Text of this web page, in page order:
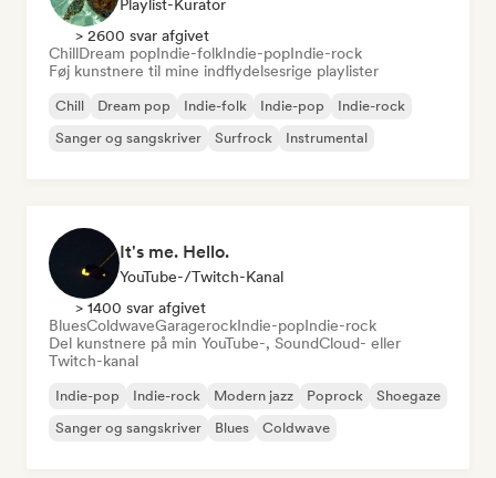
Playlist-Kurator
> 2600 svar afgivet
ChillDream popIndie-folkIndie-popIndie-rock
Føj kunstnere til mine indflydelsesrige playlister
Chill Dream pop Indie-folk Indie-pop
Indie-rock
Sanger og sangskriver
Surfrock Instrumental
It's me. Hello.
YouTube-/Twitch-Kanal
> 1400 svar afgivet
BluesColdwaveGaragerockIndie-popIndie-rock
Del kunstnere på min YouTube-, SoundCloud- eller
Twitch-kanal
Indie-pop Indie-rock Modern jazz Poprock
Shoegaze
Sanger og sangskriver
Blues Coldwave